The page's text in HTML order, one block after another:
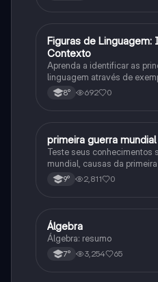
FPortuguês
Figuras de
Contexto
Aprenda a identificar as
linguagem através de
8° 692 0
História
primeira guerra mundial
Teste seus conhecimentos
mundial, causas da
consequências da Primeira
primeira guerra mundial
9° 2,811 0
Matematica
Álgebra
Álgebra: resumo
7° 3,254 65